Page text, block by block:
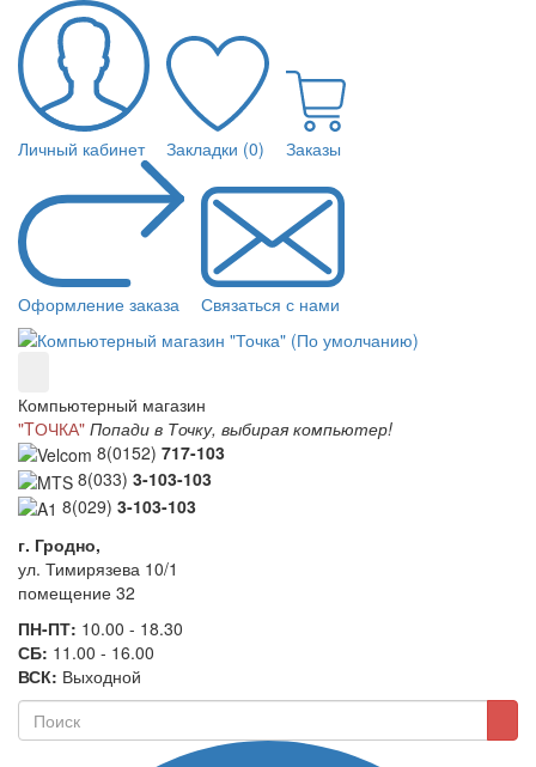
Личный кабинет Закладки (0) Заказы
Оформление заказа Связаться с нами
Компьютерный магазин
"TОЧКА" Попади в Точку, выбирая компьютер!
8(0152) 717-103
8(033) 3-103-103
8(029) 3-103-103
г. Гродно,
ул. Тимирязева 10/1
помещение 32
ПН-ПТ: 10.00 - 18.30
СБ: 11.00 - 16.00
ВСК: Выходной